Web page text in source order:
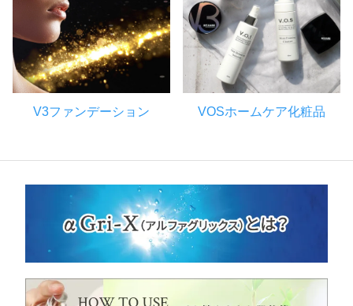
V3ファンデーション VOSホームケア化粧品